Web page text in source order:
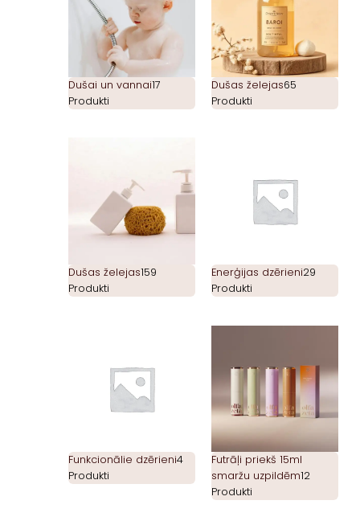
Dušai un vannai17
Produkti
Dušas želejas65
Produkti
Dušas želejas159
Produkti
Enerģijas dzērieni29
Produkti
Funkcionālie dzērieni4
Produkti
Futrāļi priekš 15ml
smaržu uzpildēm12
Produkti